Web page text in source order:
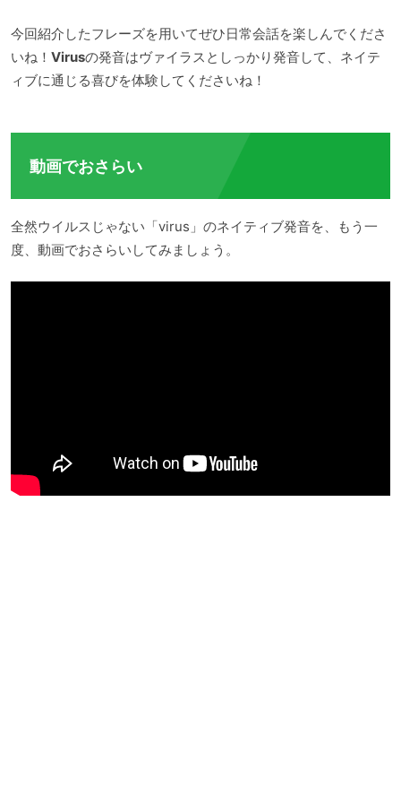
今回紹介したフレーズを用いてぜひ日常会話を楽しんでくださ
いね！ Virusの発音はヴァイラスとしっかり発音して、ネイテ
ィブに通じる喜びを体験してくださいね！
動画でおさらい
全然ウイルスじゃない「virus」のネイティブ発音を、もう一
度、動画でおさらいしてみましょう。